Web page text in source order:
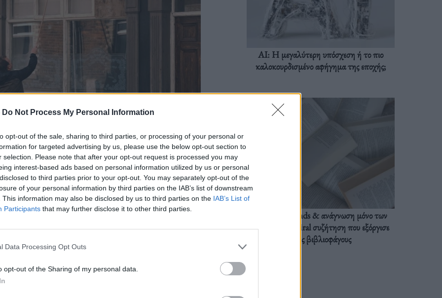
Do Not Process My Personal Information
opt-out of the sale, sharing to third parties, or processing of your personal or
for targeted advertising by us, please use the below opt-out section to
selection. Please note that after your opt-out request is processed you may
interest-based ads based on personal information utilized by us or personal
to third parties prior to your opt-out. You may separately opt-out of the
of your personal information by third parties on the IAB’s list of downstream
This information may also be disclosed by us to third parties on the IAB’s List of
Participants that may further disclose it to other third parties.
Data Processing Opt Outs
opt-out of the Sharing of my personal data.
διοργάνωσης αναδεικνύουμε τις
AI: Η μεγαλύτερη υπόσχεση ή το πιο
καλοκουρδισμένο αφήγημα της εποχής;
BookTok trends & ανάγνωση μόνο των
διαλόγων: Η viral συζήτηση που εξόργισε
τους βιβλιοφάγους